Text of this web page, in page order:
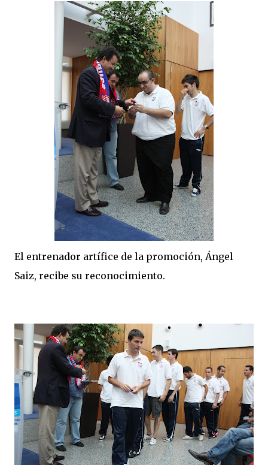
El entrenador artífice de la promoción, Ángel
Saiz, recibe su reconocimiento.